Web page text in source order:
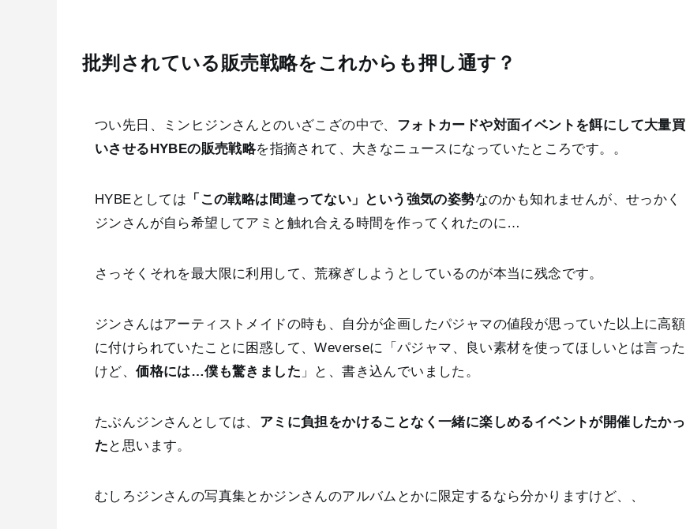
批判されている販売戦略をこれからも押し通す？
つい先日、ミンヒジンさんとのいざこざの中で、 フォトカードや対面イベントを餌にして大量買
いさせるHYBEの販売戦略を指摘されて、大きなニュースになっていたところです。。
HYBEとしては 「この戦略は間違ってない」という強気の姿勢なのかも知れませんが、せっかく
ジンさんが自ら希望してアミと触れ合える時間を作ってくれたのに…
さっそくそれを最大限に利用して、荒稼ぎしようとしているのが本当に残念です。
ジンさんはアーティストメイドの時も、自分が企画したパジャマの値段が思っていた以上に高額
に付けられていたことに困惑して、Weverseに「パジャマ、良い素材を使ってほしいとは言った
けど、価格には…僕も驚きました 」と、書き込んでいました。
たぶんジンさんとしては、 アミに負担をかけることなく一緒に楽しめるイベントが開催したかっ
た と思います。
むしろジンさんの写真集とかジンさんのアルバムとかに限定するなら分かりますけど、、